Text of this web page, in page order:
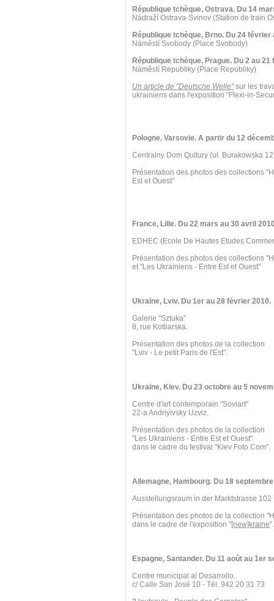
République tchèque, Ostrava. Du 14
Nádraží Ostrava-Svinov (Station de train
République tchèque, Brno. Du 24 février
Náměstí Svobody (Place Svobody)
République tchèque, Prague. Du 2 au 21
Náměstí Republiky (Place Republiky)
Un article de "Deutsche Welle"sur les
ukrainiens dans l'exposition "Flexi-in-
Pologne, Varsovie. A partir du 12
Centralny Dom Qultury (ul. Burakowska
Présentation des photos des collections
Est et Ouest"
France, Lille. Du 22 mars au 30 avril
EDHEC (Ecole De Hautes Etudes
Présentation des photos des collections
et "Les Ukrainiens - Entre Est et Ouest"
Ukraine, Lviv. Du 1er au 28 février 2010.
Galerie "Sztuka"
8, rue Kotliarska.
Présentation des photos de la collection
"Lviv - Le petit Paris de l'Est".
Ukraine, Kiev. Du 23 octobre au 5
Centre d'art contemporain "Soviart"
22-a Andriyivsky Uzviz.
Présentation des photos de la collection
"Les Ukrainiens - Entre Est et Ouest"
dans le cadre du festival "Kiev Foto Com".
Allemagne, Hambourg. Du 18
Ausstellungsraum in der Marktstrasse 102
Présentation des photos de la collection
dans le cadre de l'exposition "[new]kraine".
Espagne, Santander. Du 11 août au 1er
Centre municipal al Desarrollo.
c/ Calle San José 10 - Tél. 942 20 31 73